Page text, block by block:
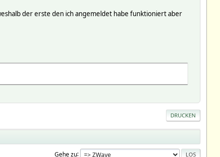
der erste den ich angemeldet habe funktioniert aber
DRUCKEN
Gehe zu